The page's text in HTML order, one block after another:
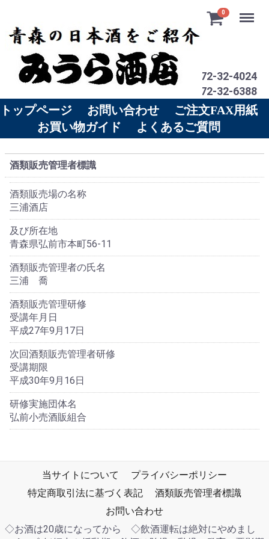
0
電話 0172-32-4024
ＦＡＸ 0172-32-6388
Menu
トップページ お問い合わせ
ご注文FAX用紙
お買い物ガイド
よくあるご質問
酒類販売管理者標識
酒類販売場の名称
三浦酒店
及び所在地
青森県弘前市本町56-11
酒類販売管理者の氏名
三浦 喬
酒類販売管理研修
受講年月日
平成27年9月17日
次回酒類販売管理者研修
受講期限
平成30年9月16日
研修実施団体名
弘前小売酒販組合
当サイトについて
プライバシーポリシー
特定商取引法に基づく表記
酒類販売管理者標識
お問い合わせ
◇お酒は20歳になってから ◇飲酒運転は絶対にやめまし